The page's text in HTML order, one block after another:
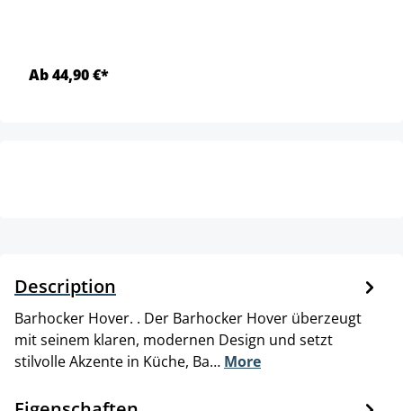
Ab 44,90 €*
Description
Barhocker Hover. . Der Barhocker Hover überzeugt
mit seinem klaren, modernen Design und setzt
stilvolle Akzente in Küche, Ba… More